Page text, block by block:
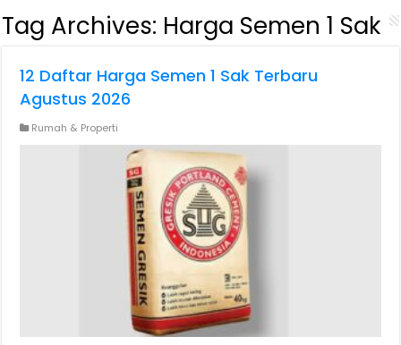
Tag Archives: Harga Semen 1 Sak
12 Daftar Harga Semen 1 Sak Terbaru
Agustus 2026
Rumah & Properti